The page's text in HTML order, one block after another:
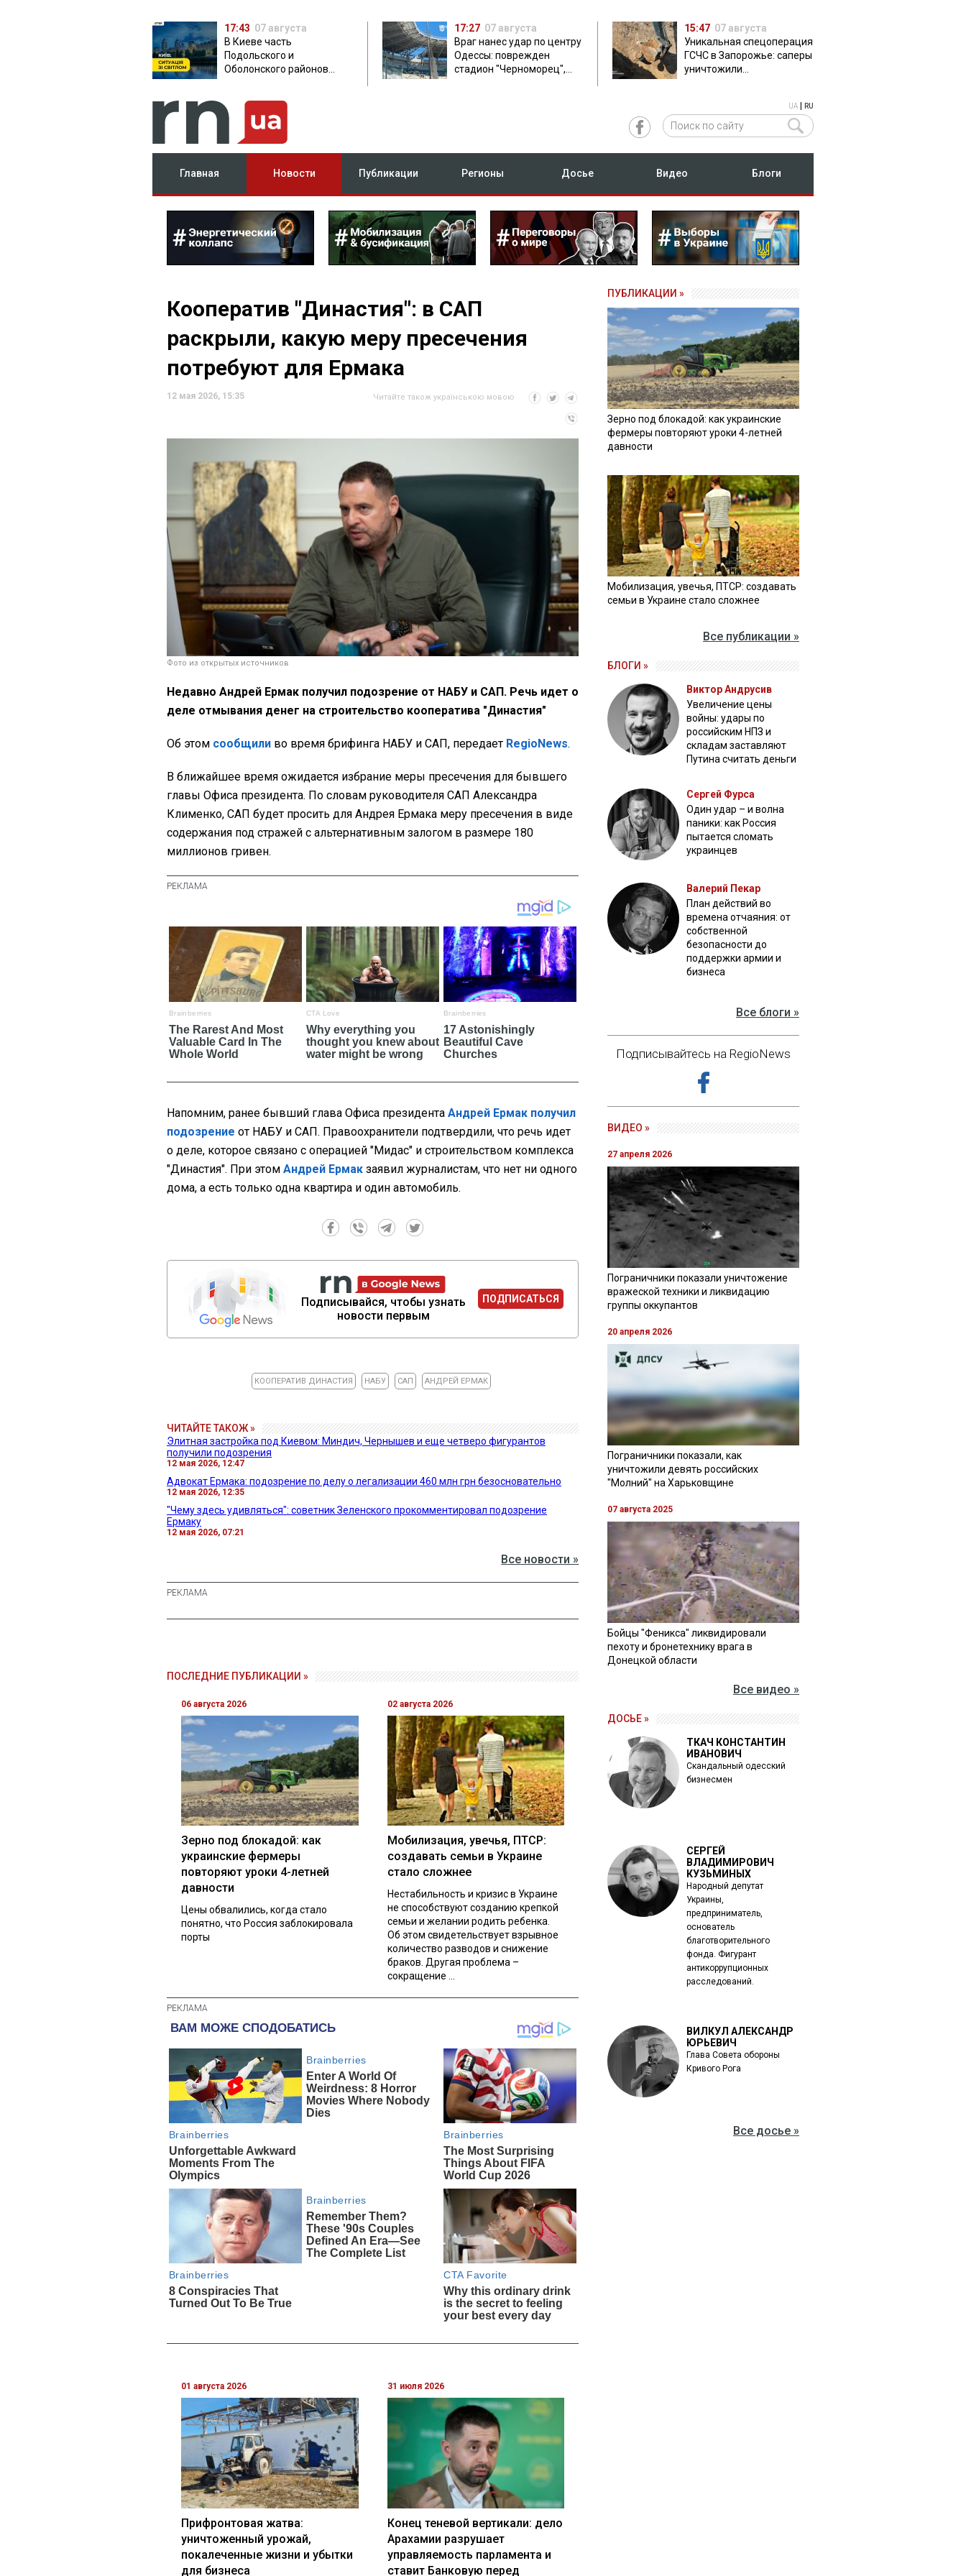
17:43 07 августа
В Киеве часть
Подольского и
Оболонского районов
17:27 07 августа
Враг нанес удар по центру
Одессы: поврежден
стадион "Черноморец",
15:47 07 августа
Уникальная спецоперация
ГСЧС в Запорожье: саперы
уничтожили
UA RU
Главная Новости Публикации Регионы Досье Видео Блоги
Кооператив "Династия": в САП
раскрыли, какую меру пресечения
потребуют для Ермака
12 мая 2026, 15:35 Читайте також українською мовою
Фото из открытых источников
Недавно Андрей Ермак получил подозрение от НАБУ и САП. Речь идет о
деле отмывания денег на строительство кооператива "Династия"
Об этом сообщили во время брифинга НАБУ и САП, передает RegioNews.
В ближайшее время ожидается избрание меры пресечения для бывшего
главы Офиса президента. По словам руководителя САП Александра
Клименко, САП будет просить для Андрея Ермака меру пресечения в виде
содержания под стражей с альтернативным залогом в размере 180
миллионов гривен.
Напомним, ранее бывший глава Офиса президента Андрей Ермак получил
подозрение от НАБУ и САП. Правоохранители подтвердили, что речь идет
о деле, которое связано с операцией "Мидас" и строительством комплекса
"Династия". При этом Андрей Ермак заявил журналистам, что нет ни одного
дома, а есть только одна квартира и один автомобиль.
Подписывайся, чтобы узнать
новости первым
ПОДПИСАТЬСЯ
КООПЕРАТИВ ДИНАСТИЯ НАБУ САП АНДРЕЙ ЕРМАК
ЧИТАЙТЕ ТАКОЖ »
Элитная застройка под Киевом: Миндич, Чернышев и еще четверо фигурантов
получили подозрения
12 мая 2026, 12:47
Адвокат Ермака: подозрение по делу о легализации 460 млн грн безосновательно
12 мая 2026, 12:35
"Чему здесь удивляться": советник Зеленского прокомментировал подозрение
Ермаку
12 мая 2026, 07:21
Все новости »
ПОСЛЕДНИЕ ПУБЛИКАЦИИ »
06 августа 2026
Зерно под блокадой: как
украинские фермеры
повторяют уроки 4-летней
давности
Цены обвалились, когда стало
понятно, что Россия заблокировала
порты
02 августа 2026
Мобилизация, увечья, ПТСР:
создавать семьи в Украине
стало сложнее
Нестабильность и кризис в Украине
не способствуют созданию крепкой
семьи и желании родить ребенка.
Об этом свидетельствует взрывное
количество разводов и снижение
браков. Другая проблема –
сокращение ...
01 августа 2026
Прифронтовая жатва:
уничтоженный урожай,
покалеченные жизни и убытки
для бизнеса
31 июля 2026
Конец теневой вертикали: дело
Арахамии разрушает
управляемость парламента и
ставит Банковую перед
ПУБЛИКАЦИИ »
Зерно под блокадой: как украинские
фермеры повторяют уроки 4-летней
давности
Мобилизация, увечья, ПТСР: создавать
семьи в Украине стало сложнее
Все публикации »
БЛОГИ »
Виктор Андрусив
Увеличение цены
войны: удары по
российским НПЗ и
складам заставляют
Путина считать деньги
Сергей Фурса
Один удар – и волна
паники: как Россия
пытается сломать
украинцев
Валерий Пекар
План действий во
времена отчаяния: от
собственной
безопасности до
поддержки армии и
бизнеса
Все блоги »
Подписывайтесь на RegioNews
ВИДЕО »
27 апреля 2026
Пограничники показали уничтожение
вражеской техники и ликвидацию
группы оккупантов
20 апреля 2026
Пограничники показали, как
уничтожили девять российских
"Молний" на Харьковщине
07 августа 2025
Бойцы "Феникса" ликвидировали
пехоту и бронетехнику врага в
Донецкой области
Все видео »
ДОСЬЕ »
ТКАЧ КОНСТАНТИН
ИВАНОВИЧ
Скандальный одесский
бизнесмен
СЕРГЕЙ
ВЛАДИМИРОВИЧ
КУЗЬМИНЫХ
Народный депутат
Украины,
предприниматель,
основатель
благотворительного
фонда. Фигурант
антикоррупционных
расследований.
ВИЛКУЛ АЛЕКСАНДР
ЮРЬЕВИЧ
Глава Совета обороны
Кривого Рога
Все досье »